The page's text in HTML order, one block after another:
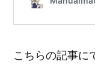
こちらの記事に